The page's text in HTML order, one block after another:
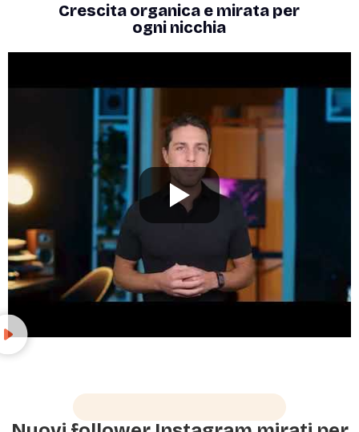
Crescita organica e mirata per
ogni nicchia